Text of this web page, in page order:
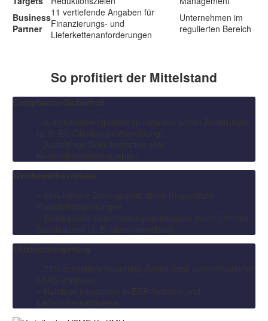
Business
Partner
11 vertiefende Angaben für
Finanzierungs- und
Lieferkettenanforderungen
Unternehmen im
regulierten Bereich
So profitiert der Mittelstand
Compliance-Sicherheit
Wettbewerbsvorteile
Effizienzsteigerung